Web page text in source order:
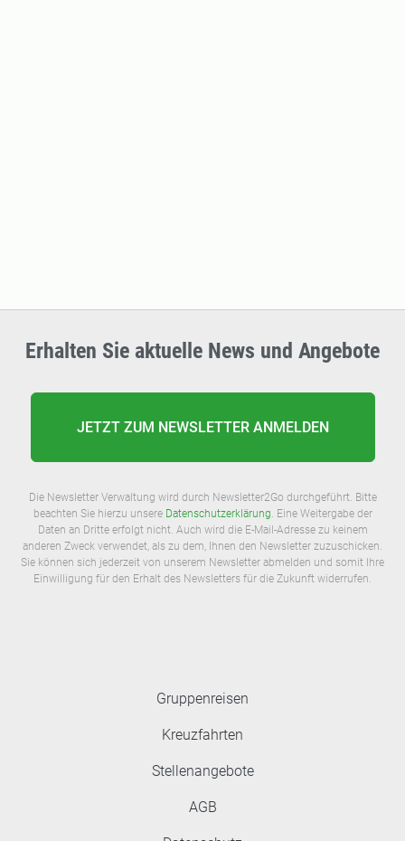
Erhalten Sie aktuelle News und Angebote
JETZT ZUM NEWSLETTER ANMELDEN
Die Newsletter Verwaltung wird durch Newsletter2Go durchgeführt. Bitte
beachten Sie hierzu unsere Datenschutzerklärung. Eine Weitergabe der
Daten an Dritte erfolgt nicht. Auch wird die E-Mail-Adresse zu keinem
anderen Zweck verwendet, als zu dem, Ihnen den Newsletter zuzuschicken.
Sie können sich jederzeit von unserem Newsletter abmelden und somit Ihre
Einwilligung für den Erhalt des Newsletters für die Zukunft widerrufen.
Gruppenreisen
Kreuzfahrten
Stellenangebote
AGB